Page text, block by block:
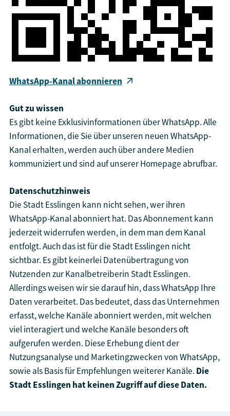
WhatsApp-Kanal abonnieren
Gut zu wissen
Es gibt keine Exklusivinformationen über WhatsApp. Alle
Informationen, die Sie über unseren neuen WhatsApp-
Kanal erhalten, werden auch über andere Medien
kommuniziert und sind auf unserer Homepage abrufbar.
Datenschutzhinweis
Die Stadt Esslingen kann nicht sehen, wer ihren
WhatsApp-Kanal abonniert hat. Das Abonnement kann
jederzeit widerrufen werden, in dem man dem Kanal
entfolgt. Auch das ist für die Stadt Esslingen nicht
sichtbar. Es gibt keinerlei Datenübertragung von
Nutzenden zur Kanalbetreiberin Stadt Esslingen.
Allerdings weisen wir sie darauf hin, dass WhatsApp Ihre
Daten verarbeitet. Das bedeutet, dass das Unternehmen
erfasst, welche Kanäle abonniert werden, mit welchen
viel interagiert und welche Kanäle besonders oft
aufgerufen werden. Diese Erhebung dient der
Nutzungsanalyse und Marketingzwecken von WhatsApp,
sowie als Basis für Empfehlungen weiterer Kanäle. Die
Stadt Esslingen hat keinen Zugriff auf diese Daten.